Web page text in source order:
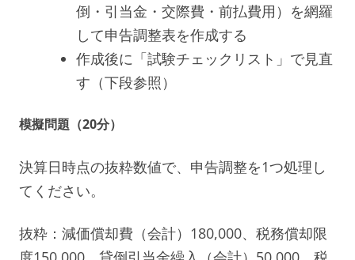
倒・引当金・交際費・前払費用）を網羅
して申告調整表を作成する
作成後に「試験チェックリスト」で見直
す（下段参照）
模擬問題（20分）
決算日時点の抜粋数値で、申告調整を1つ処理し
てください。
抜粋：減価償却費（会計）180,000、税務償却限